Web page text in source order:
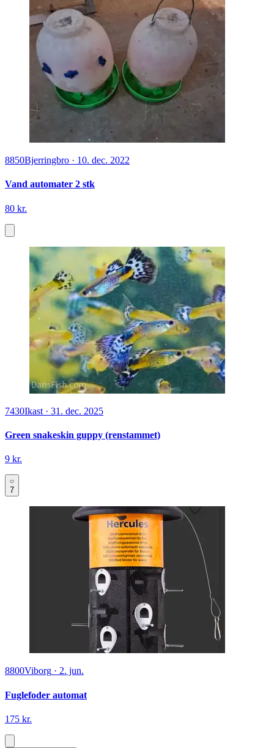
8850Bjerringbro · 10. dec. 2022
Vand automater 2 stk
80 kr.
7430Ikast · 31. dec. 2025
Green snakeskin guppy (renstammet)
9 kr.
7
8800Viborg · 2. jun.
Fuglefoder automat
175 kr.